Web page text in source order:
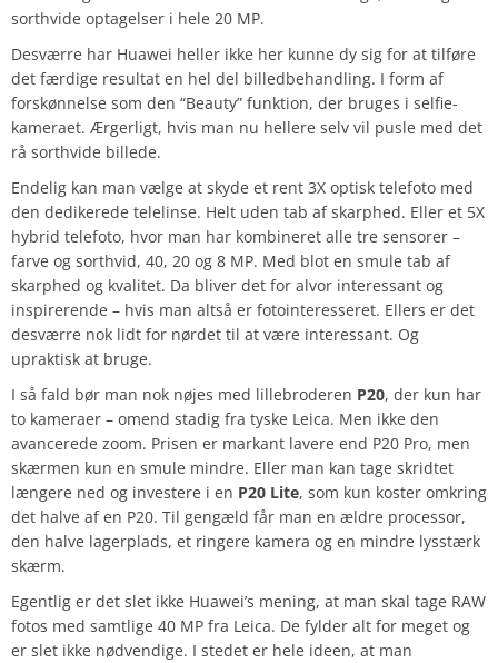
sorthvide optagelser i hele 20 MP.
Desværre har Huawei heller ikke her kunne dy sig for at tilføre
det færdige resultat en hel del billedbehandling. I form af
forskønnelse som den “Beauty” funktion, der bruges i selfie-
kameraet. Ærgerligt, hvis man nu hellere selv vil pusle med det
rå sorthvide billede.
Endelig kan man vælge at skyde et rent 3X optisk telefoto med
den dedikerede telelinse. Helt uden tab af skarphed. Eller et 5X
hybrid telefoto, hvor man har kombineret alle tre sensorer –
farve og sorthvid, 40, 20 og 8 MP. Med blot en smule tab af
skarphed og kvalitet. Da bliver det for alvor interessant og
inspirerende – hvis man altså er fotointeresseret. Ellers er det
desværre nok lidt for nørdet til at være interessant. Og
upraktisk at bruge.
I så fald bør man nok nøjes med lillebroderen P20, der kun har
to kameraer – omend stadig fra tyske Leica. Men ikke den
avancerede zoom. Prisen er markant lavere end P20 Pro, men
skærmen kun en smule mindre. Eller man kan tage skridtet
længere ned og investere i en P20 Lite, som kun koster omkring
det halve af en P20. Til gengæld får man en ældre processor,
den halve lagerplads, et ringere kamera og en mindre lysstærk
skærm.
Egentlig er det slet ikke Huawei’s mening, at man skal tage RAW
fotos med samtlige 40 MP fra Leica. De fylder alt for meget og
er slet ikke nødvendige. I stedet er hele ideen, at man